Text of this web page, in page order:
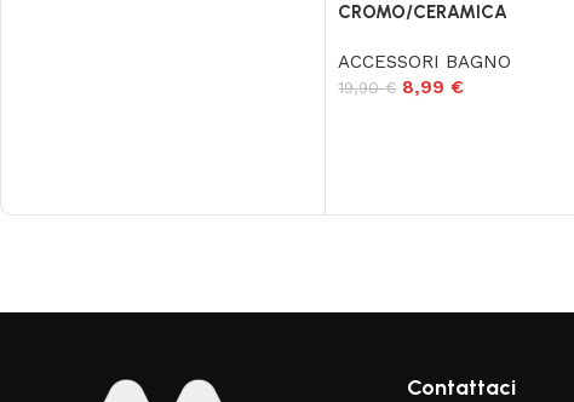
CROMO/CERAMICA
ACCESSORI BAGNO
19,90€ 8,99€
Contattaci